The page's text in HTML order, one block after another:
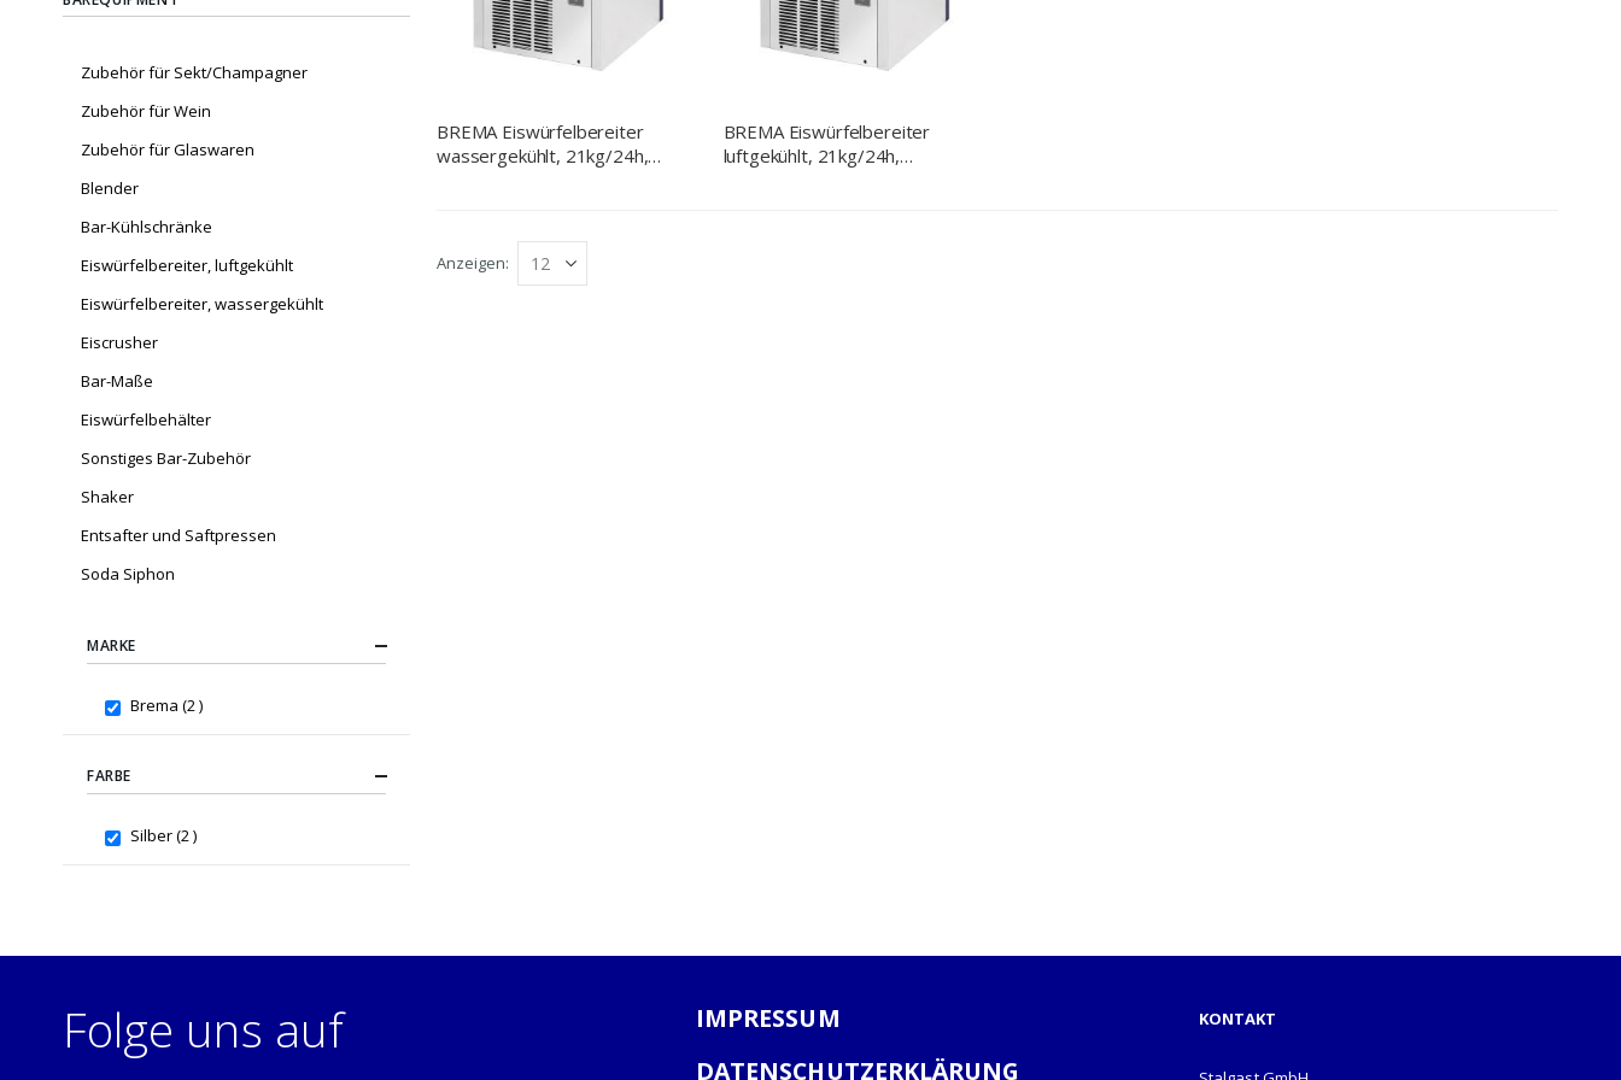
BREMA Eiswürfelbereiter
wassergekühlt, 21kg/24h,
BREMA Eiswürfelbereiter
luftgekühlt, 21kg/24h,
Anzeigen
Zubehör für Sekt/Champagner
Zubehör für Wein
Zubehör für Glaswaren
Blender
Bar-Kühlschränke
Eiswürfelbereiter, luftgekühlt
Eiswürfelbereiter, wassergekühlt
Eiscrusher
Bar-Maße
Eiswürfelbehälter
Sonstiges Bar-Zubehör
Shaker
Entsafter und Saftpressen
Soda Siphon
MARKE
Brema 2items
FARBE
Silber 2items
Folge uns auf
IMPRESSUM
DATENSCHUTZERKLÄRUNG
KONTAKT